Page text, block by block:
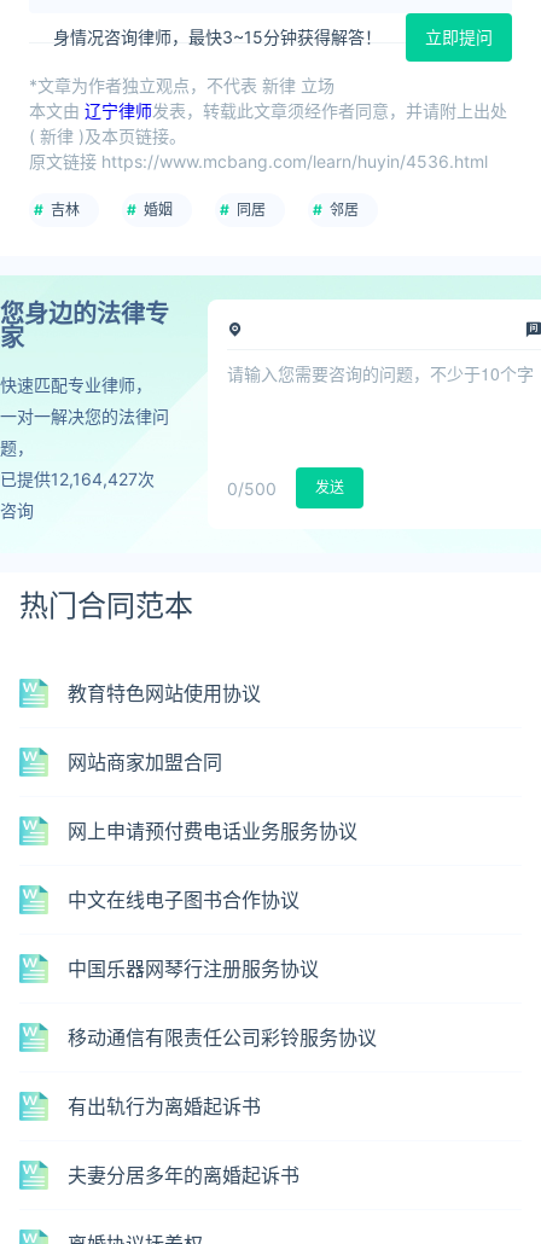
身情况咨询律师，最快3~15分钟获得解答！ 立即提问
*文章为作者独立观点，不代表 新律 立场
本文由 辽宁律师发表，转载此文章须经作者同意，并请附上出处
( 新律 )及本页链接。
原文链接 https://www.mcbang.com/learn/huyin/4536.html
吉林 婚姻 同居 邻居
您身边的法律专
家
快速匹配专业律师，
一对一解决您的法律问
题，
已提供12,164,427次
咨询
0/500 发送
热门合同范本
教育特色网站使用协议
网站商家加盟合同
网上申请预付费电话业务服务协议
中文在线电子图书合作协议
中国乐器网琴行注册服务协议
移动通信有限责任公司彩铃服务协议
有出轨行为离婚起诉书
夫妻分居多年的离婚起诉书